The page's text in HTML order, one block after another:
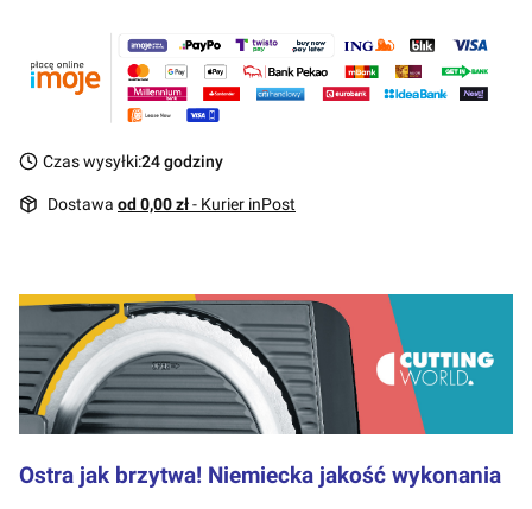
Czas wysyłki:24 godziny
Dostawa od 0,00 zł- Kurier inPost
Ostra jak brzytwa! Niemiecka jakość wykonania